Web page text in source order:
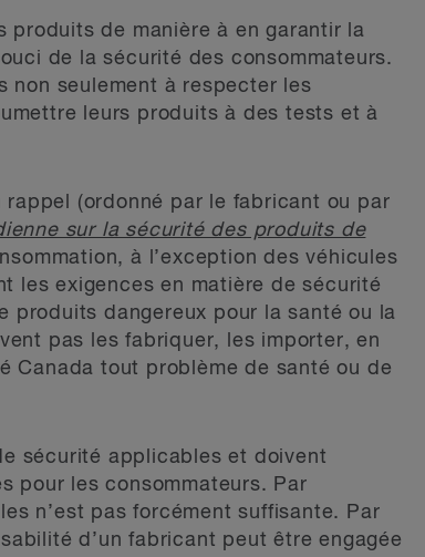
produits de manière à en garantir la
de la sécurité des consommateurs.
non seulement à respecter les
leurs produits à des tests et à
rappel (ordonné par le fabricant ou par
sur la sécurité des produits de
à l’exception des véhicules
les exigences en matière de sécurité
produits dangereux pour la santé ou la
pas les fabriquer, les importer, en
Canada tout problème de santé ou de
sécurité applicables et doivent
pour les consommateurs. Par
n’est pas forcément suffisante. Par
d’un fabricant peut être engagée